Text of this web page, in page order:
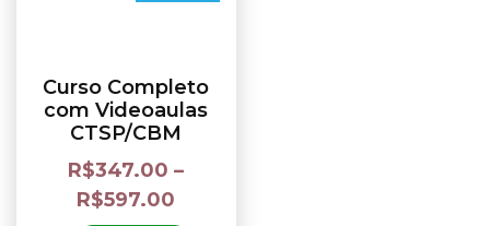
Curso Completo
com Videoaulas
CTSP/CBM
R$347.00 –
R$597.00